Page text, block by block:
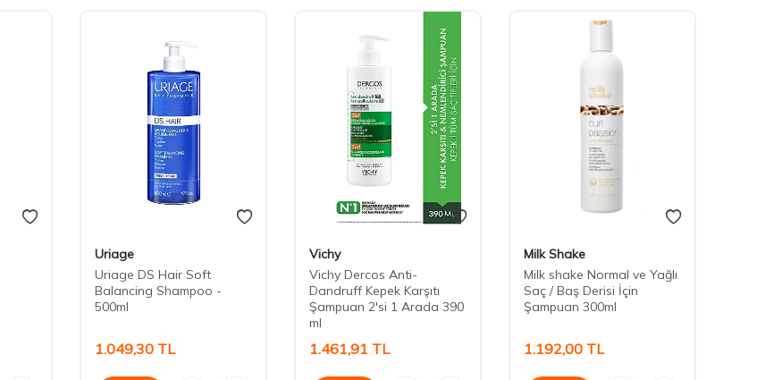
Uriage
Uriage DS Hair Soft
Balancing Shampoo -
500ml
1.049,30 TL
Vichy
Vichy Dercos Anti-
Dandruff Kepek Karşıtı
Şampuan 2'si 1 Arada 390
ml
1.461,91 TL
Milk Shake
Milk shake Normal ve Yağlı
Saç / Baş Derisi İçin
Şampuan 300ml
1.192,00 TL